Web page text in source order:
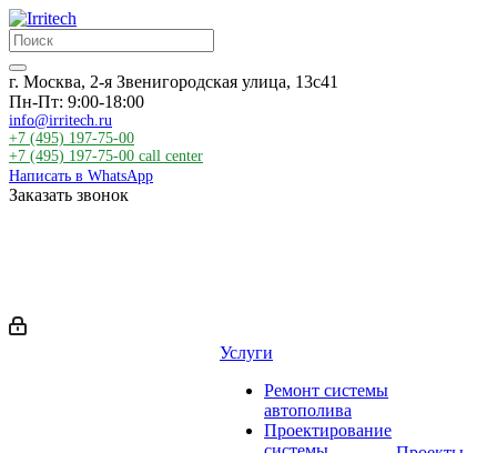
г. Москва, 2-я Звенигородская улица, 13с41
Пн-Пт: 9:00-18:00
info@irritech.ru
+7 (495) 197-75-00
+7 (495) 197-75-00 call center
Написать в WhatsApp
Заказать звонок
Услуги
Ремонт системы
автополива
Проектирование